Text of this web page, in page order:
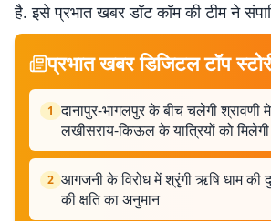
है. इसे प्रभात खबर डॉट कॉम की टीम ने
प्रभात खबर डिजिटल टॉप
1 दानापुर-भागलपुर के बीच चलेगी श्रावणी
लखीसराय-किऊल के यात्रियों को मिलेगी
2 आगजनी के विरोध में श्रृंगी ऋषि धाम की
की क्षति का अनुमान